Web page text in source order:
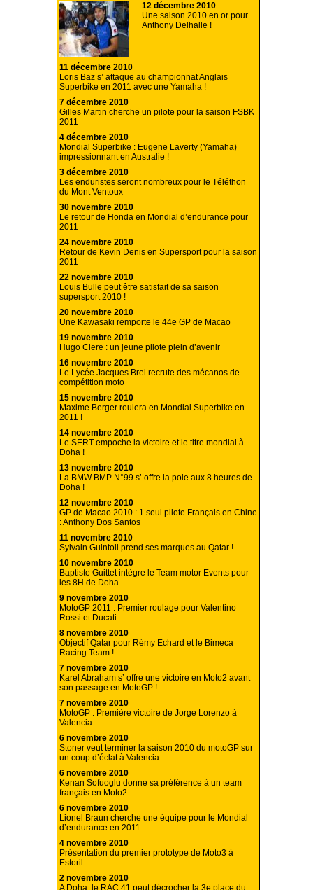
12 décembre 2010
Une saison 2010 en or pour
Anthony Delhalle !
11 décembre 2010
Loris Baz s’ attaque au championnat Anglais
Superbike en 2011 avec une Yamaha !
7 décembre 2010
Gilles Martin cherche un pilote pour la saison FSBK
2011
4 décembre 2010
Mondial Superbike : Eugene Laverty (Yamaha)
impressionnant en Australie !
3 décembre 2010
Les enduristes seront nombreux pour le Téléthon
du Mont Ventoux
30 novembre 2010
Le retour de Honda en Mondial d’endurance pour
2011
24 novembre 2010
Retour de Kevin Denis en Supersport pour la saison
2011
22 novembre 2010
Louis Bulle peut être satisfait de sa saison
supersport 2010 !
20 novembre 2010
Une Kawasaki remporte le 44e GP de Macao
19 novembre 2010
Hugo Clere : un jeune pilote plein d’avenir
16 novembre 2010
Le Lycée Jacques Brel recrute des mécanos de
compétition moto
15 novembre 2010
Maxime Berger roulera en Mondial Superbike en
2011 !
14 novembre 2010
Le SERT empoche la victoire et le titre mondial à
Doha !
13 novembre 2010
La BMW BMP N°99 s’ offre la pole aux 8 heures de
Doha !
12 novembre 2010
GP de Macao 2010 : 1 seul pilote Français en Chine
: Anthony Dos Santos
11 novembre 2010
Sylvain Guintoli prend ses marques au Qatar !
10 novembre 2010
Baptiste Guittet intègre le Team motor Events pour
les 8H de Doha
9 novembre 2010
MotoGP 2011 : Premier roulage pour Valentino
Rossi et Ducati
8 novembre 2010
Objectif Qatar pour Rémy Echard et le Bimeca
Racing Team !
7 novembre 2010
Karel Abraham s’ offre une victoire en Moto2 avant
son passage en MotoGP !
7 novembre 2010
MotoGP : Première victoire de Jorge Lorenzo à
Valencia
6 novembre 2010
Stoner veut terminer la saison 2010 du motoGP sur
un coup d’éclat à Valencia
6 novembre 2010
Kenan Sofuoglu donne sa préférence à un team
français en Moto2
6 novembre 2010
Lionel Braun cherche une équipe pour le Mondial
d’endurance en 2011
4 novembre 2010
Présentation du premier prototype de Moto3 à
Estoril
2 novembre 2010
A Doha, le RAC 41 peut décrocher la 3e place du